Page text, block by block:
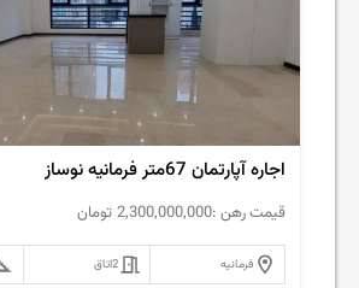
اجاره آپارتمان 67متر فرمانیه نوساز
قیمت رهن :2,300,000,000 تومان
فرمانیه 2اتاق